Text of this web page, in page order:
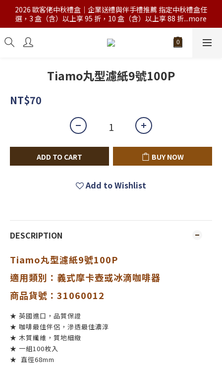
2026 歐客佬中秋禮盒｜企業送禮與伴手禮推薦 指定中秋禮盒任
選，3 盒（含）以上享 95 折，10 盒（含）以上享 88 折...more
Tiamo丸型濾紙9號100P
NT$70
ADD TO CART BUY NOW
Add to Wishlist
DESCRIPTION
Tiamo丸型濾紙9號100P
適用類別：義式摩卡壺或冰滴咖啡器
商品貨號：31060012
★ 英國進口，品質保證
★ 咖啡最佳伴侶，滲透最佳濃淳
★ 木質纖維，質地細緻
★ 一組100枚入
★ 直徑68mm